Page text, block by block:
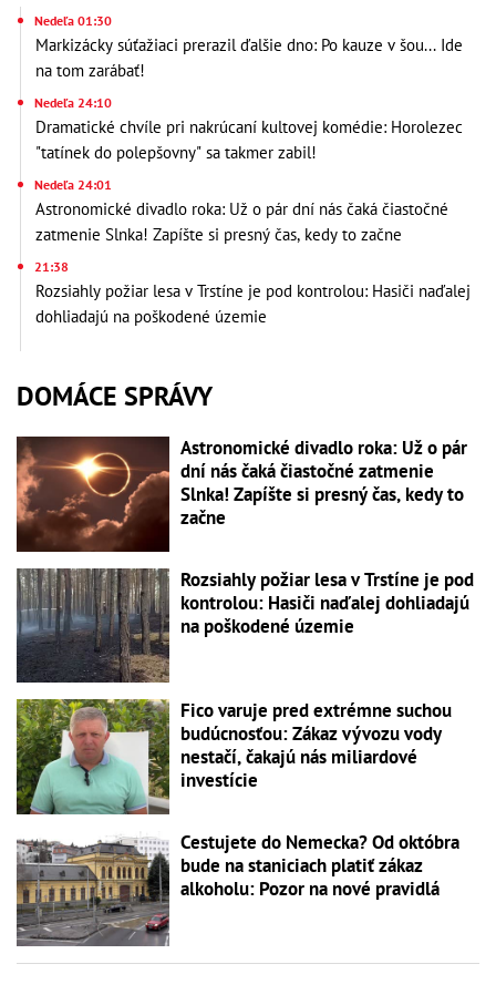
Nedeľa 01:30
Markizácky súťažiaci prerazil ďalšie dno: Po kauze v šou... Ide
na tom zarábať!
Nedeľa 24:10
Dramatické chvíle pri nakrúcaní kultovej komédie: Horolezec
"tatínek do polepšovny" sa takmer zabil!
Nedeľa 24:01
Astronomické divadlo roka: Už o pár dní nás čaká čiastočné
zatmenie Slnka! Zapíšte si presný čas, kedy to začne
21:38
Rozsiahly požiar lesa v Trstíne je pod kontrolou: Hasiči naďalej
dohliadajú na poškodené územie
DOMÁCE SPRÁVY
Astronomické divadlo roka: Už o pár
dní nás čaká čiastočné zatmenie
Slnka! Zapíšte si presný čas, kedy to
začne
Rozsiahly požiar lesa v Trstíne je pod
kontrolou: Hasiči naďalej dohliadajú
na poškodené územie
Fico varuje pred extrémne suchou
budúcnosťou: Zákaz vývozu vody
nestačí, čakajú nás miliardové
investície
Cestujete do Nemecka? Od októbra
bude na staniciach platiť zákaz
alkoholu: Pozor na nové pravidlá